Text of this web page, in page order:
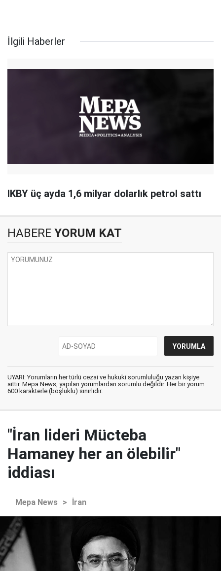
İlgili Haberler
IKBY üç ayda 1,6 milyar dolarlık petrol sattı
HABERE YORUM KAT
UYARI: Yorumların her türlü cezai ve hukuki sorumluluğu yazan kişiye
aittir. Mepa News, yapılan yorumlardan sorumlu değildir. Her bir yorum
600 karakterle (boşluklu) sınırlıdır.
"İran lideri Mücteba
Hamaney her an ölebilir"
iddiası
Mepa News > İran